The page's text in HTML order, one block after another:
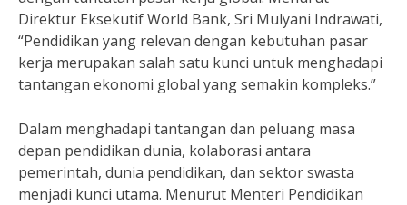
Direktur Eksekutif World Bank, Sri Mulyani Indrawati,
“Pendidikan yang relevan dengan kebutuhan pasar
kerja merupakan salah satu kunci untuk menghadapi
tantangan ekonomi global yang semakin kompleks.”
Dalam menghadapi tantangan dan peluang masa
depan pendidikan dunia, kolaborasi antara
pemerintah, dunia pendidikan, dan sektor swasta
menjadi kunci utama. Menurut Menteri Pendidikan